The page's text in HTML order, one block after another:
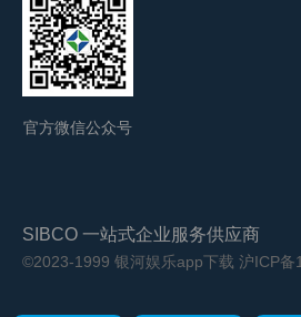
官方微信公众号
SIBCO 一站式企业服务供应商
©2023-1999 银河娱乐app下载 沪ICP备